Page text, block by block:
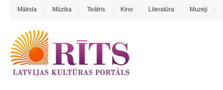
Māksla Mūzika Teātris Kino Literatūra Muzeji